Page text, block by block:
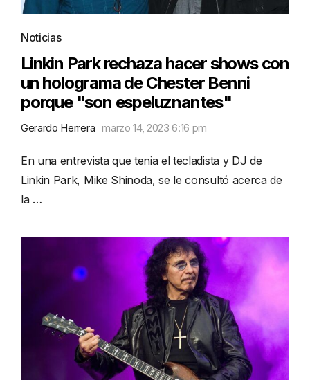
Noticias
Linkin Park rechaza hacer shows con
un holograma de Chester Benni
porque "son espeluznantes"
Gerardo Herrera marzo 14, 2023 6:16 pm
En una entrevista que tenia el tecladista y DJ de
Linkin Park, Mike Shinoda, se le consultó acerca de
la …